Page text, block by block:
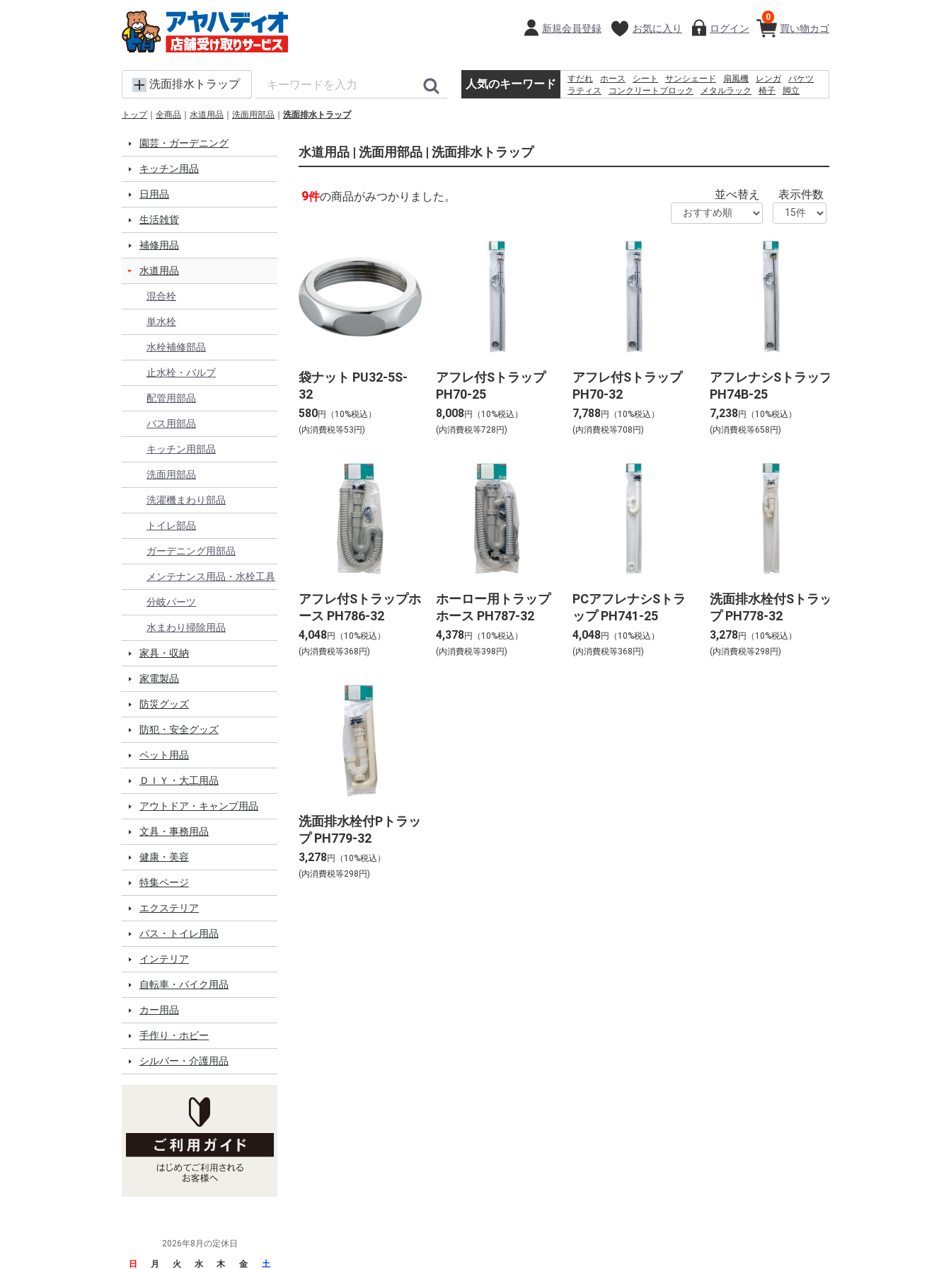
買い物カゴ
0
新規会員登録 お気に入り ログイン
洗面排水トラップ 人気のキーワード すだれ ホース シート サンシェード 扇風機 レンガ
バケツ
ラティス
コンクリートブロック メタルラック 椅子
脚立
トップ 全商品 水道用品 洗面用部品 洗面排水トラップ
園芸・ガーデニング
キッチン用品
日用品
生活雑貨
補修用品
水道用品
混合栓
単水栓
水栓補修部品
止水栓・バルブ
配管用部品
バス用部品
キッチン用部品
洗面用部品
洗濯機まわり部品
トイレ部品
ガーデニング用部品
メンテナンス用品・水栓工具
分岐パーツ
水まわり掃除用品
家具・収納
家電製品
防災グッズ
防犯・安全グッズ
ペット用品
ＤＩＹ・大工用品
アウトドア・キャンプ用品
文具・事務用品
健康・美容
特集ページ
エクステリア
バス・トイレ用品
インテリア
自転車・バイク用品
カー用品
手作り・ホビー
シルバー・介護用品
2026年8月の定休日
日 月 火 水 木 金
土
水道用品 | 洗面用部品 | 洗面排水トラップ
9件の商品がみつかりました。 並べ替え 表示件数
袋ナット PU32-5S-
32
580円（10%税込）
(内消費税等53円)
アフレ付Sトラップ
PH70-25
8,008円（10%税込）
(内消費税等728円)
アフレ付Sトラップ
PH70-32
7,788円（10%税込）
(内消費税等708円)
アフレナシSトラップ
PH74B-25
7,238円（10%税込）
(内消費税等658円)
アフレ付Sトラップホ
ース PH786-32
4,048円（10%税込）
(内消費税等368円)
ホーロー用トラップ
ホース PH787-32
4,378円（10%税込）
(内消費税等398円)
PCアフレナシSトラ
ップ PH741-25
4,048円（10%税込）
(内消費税等368円)
洗面排水栓付Sトラッ
プ PH778-32
3,278円（10%税込）
(内消費税等298円)
洗面排水栓付Pトラッ
プ PH779-32
3,278円（10%税込）
(内消費税等298円)